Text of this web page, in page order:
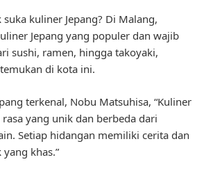
kuliner Jepang? Di Malang,
Jepang yang populer dan wajib
sushi, ramen, hingga takoyaki,
di kota ini.
terkenal, Nobu Matsuhisa, “Kuliner
yang unik dan berbeda dari
Setiap hidangan memiliki cerita dan
khas.”